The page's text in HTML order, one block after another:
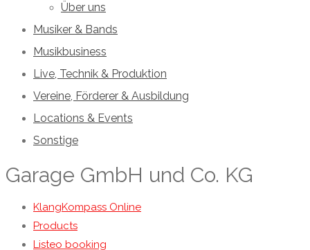
Über uns
Musiker & Bands
Musikbusiness
Live, Technik & Produktion
Vereine, Förderer & Ausbildung
Locations & Events
Sonstige
Garage GmbH und Co. KG
KlangKompass Online
Products
Listeo booking